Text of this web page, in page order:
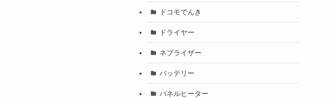
ドコモでんき
ドライヤー
ネブライザー
バッテリー
パネルヒーター